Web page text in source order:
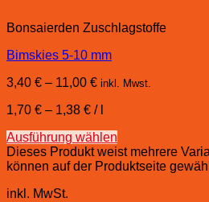
Bonsaierden Zuschlagstoffe
Bimskies 5-10 mm
3,40 € – 11,00 € inkl. Mwst.
1,70 € – 1,38 € /
Ausführung wählen
Dieses Produkt weist mehrere
können auf der Produktseite
inkl. MwSt.